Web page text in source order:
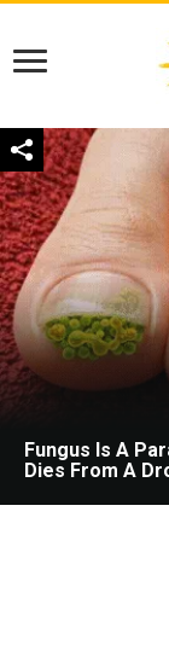
Fungus Is A
Dies From A